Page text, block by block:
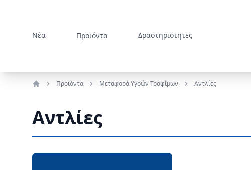
Νέα Προϊόντα Δραστηριότητες
Προϊόντα Μεταφορά Υγρών Τροφίμων Αντλίες
Αντλίες